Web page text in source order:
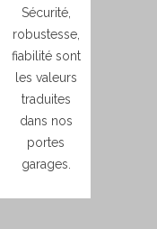
Sécurité,
robustesse,
fiabilité sont
les valeurs
traduites
dans nos
portes
garages.